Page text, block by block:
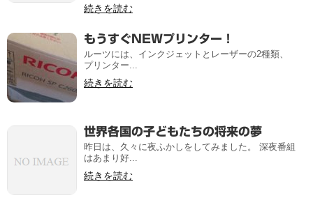
続きを読む
もうすぐNEWプリンター！
ルーツには、インクジェットとレーザーの2種類、
プリンター...
続きを読む
世界各国の子どもたちの将来の夢
昨日は、久々に夜ふかしをしてみました。 深夜番組
はあまり好...
続きを読む